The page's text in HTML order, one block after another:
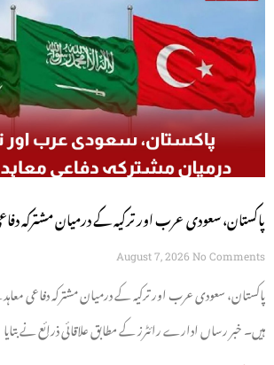
پاکستان، سعودی عرب اور ترکیہ کے درمیان مشترکہ
August 7, 2026 No Comments
پاکستان، سعودی عرب اور ترکیہ کے درمیان مشترکہ دفاعی
ہیں۔ خبر رساں ادارے رائٹرز کے مطابق علاقائی ذرائع نے بتایا